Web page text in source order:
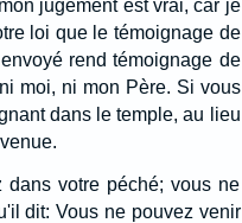
jugement est vrai, car je
loi que le témoignage de
rend témoignage de
moi, ni mon Père. Si vous
dans le temple, au lieu
votre péché; vous ne
dit: Vous ne pouvez venir